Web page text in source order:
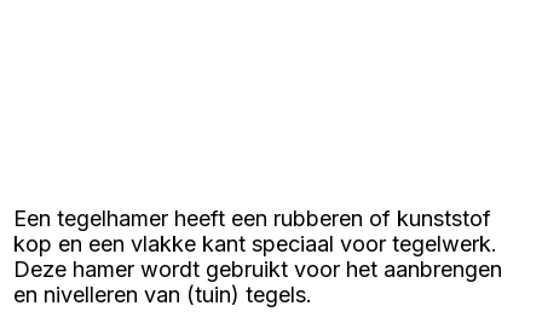
Een tegelhamer heeft een rubberen of kunststof
kop en een vlakke kant speciaal voor tegelwerk.
Deze hamer wordt gebruikt voor het aanbrengen
en nivelleren van (tuin) tegels.